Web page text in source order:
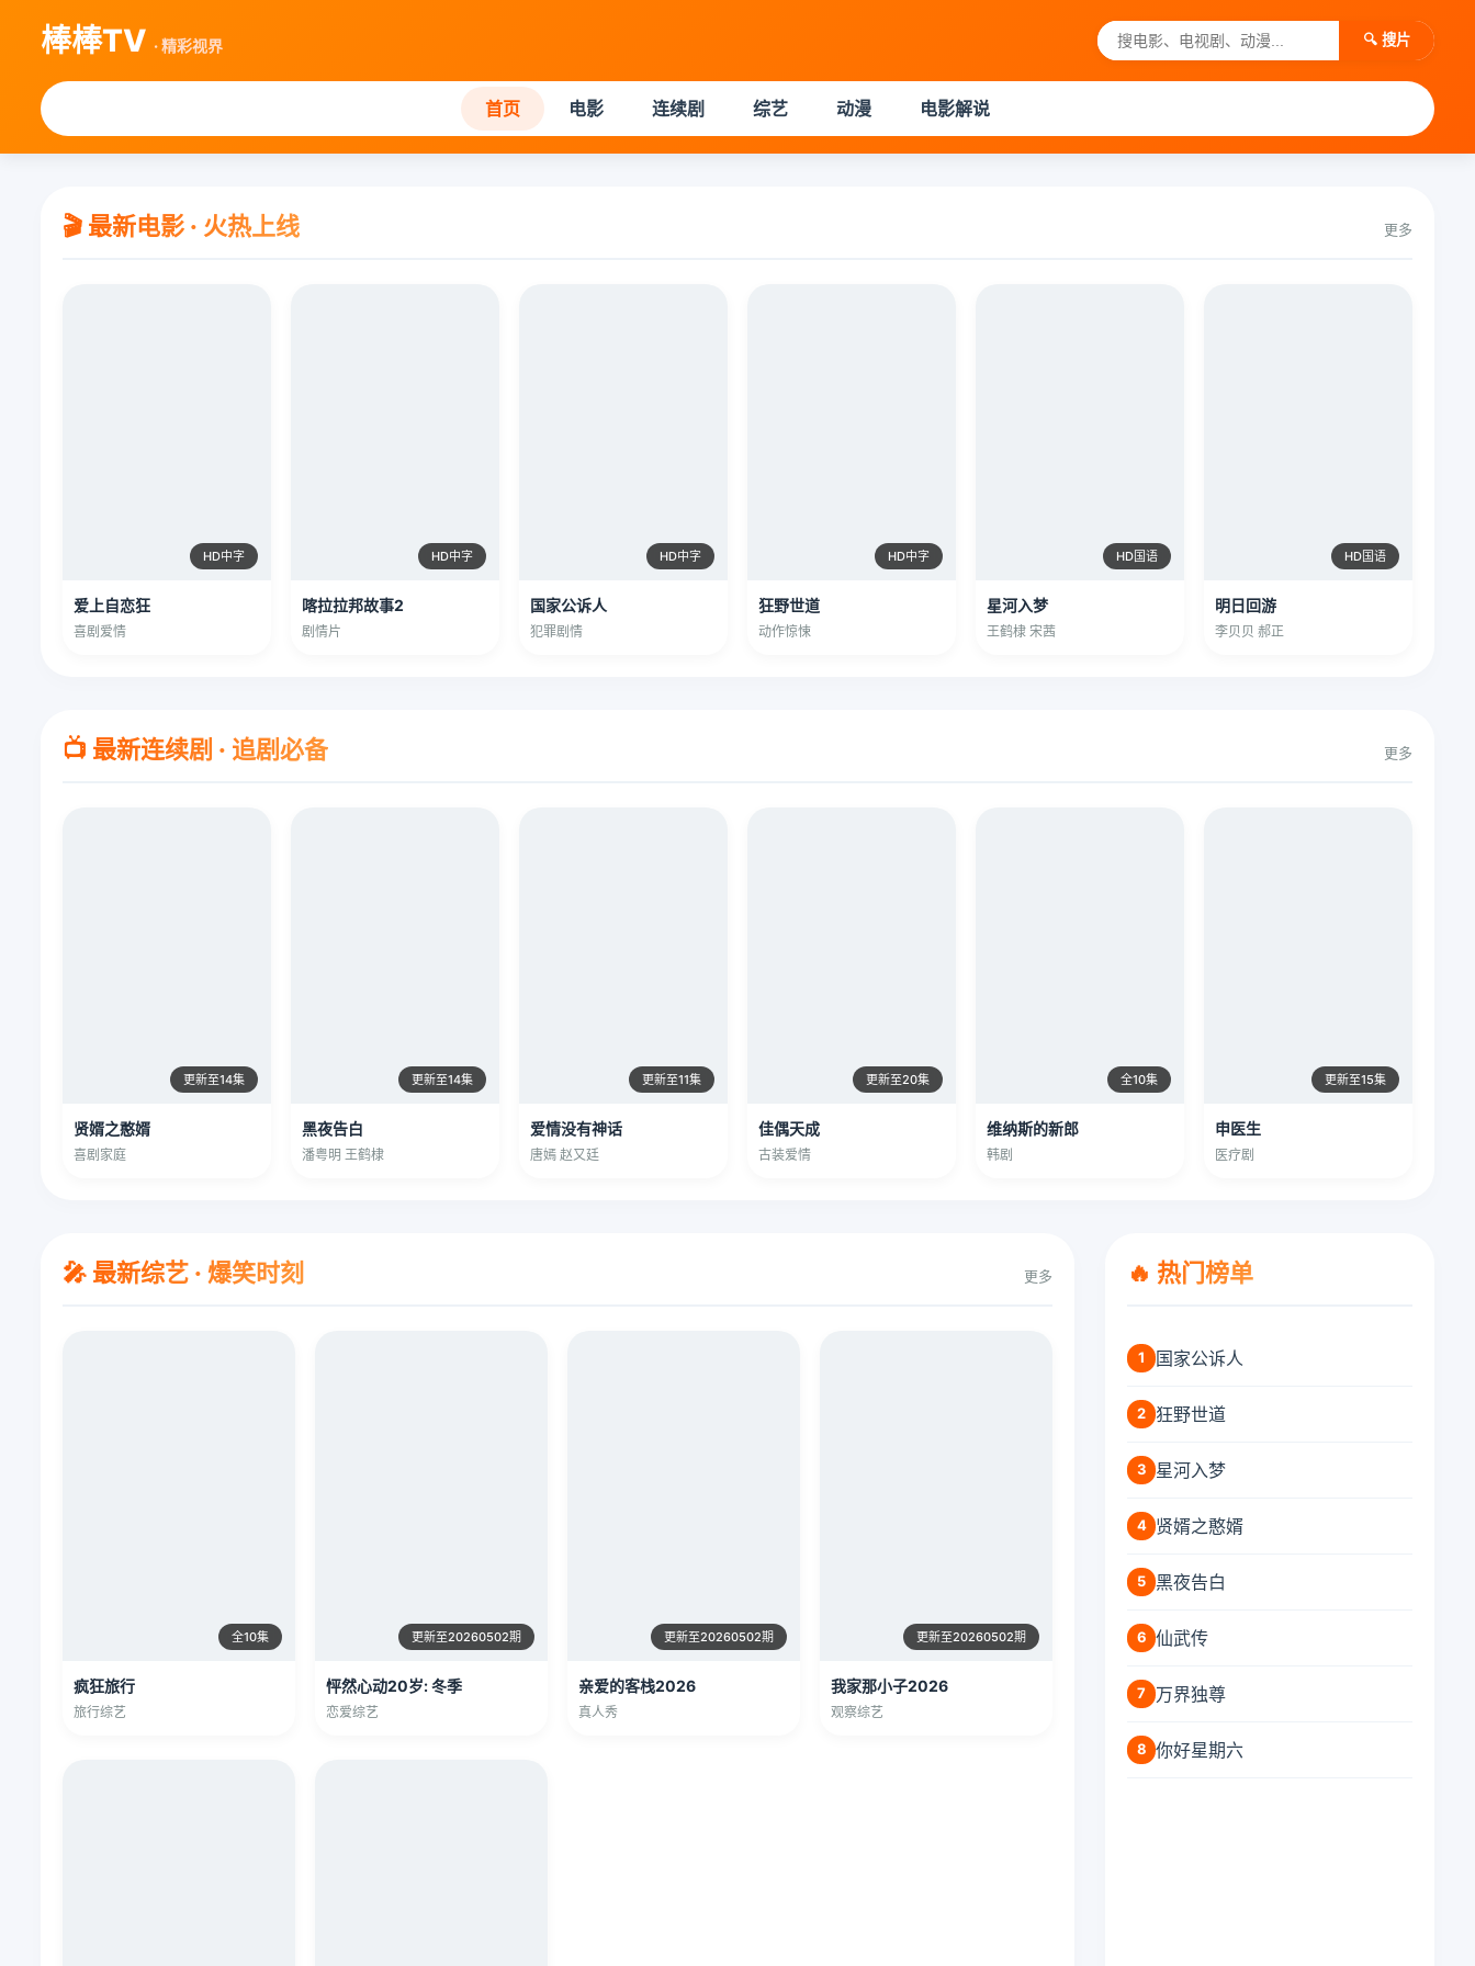
棒棒TV · 精彩视界 🔍 搜片
首页 电影 连续剧 综艺 动漫 电影解说
🎬 最新电影 · 火热上线 更多
HD中字
爱上自恋狂
喜剧爱情
HD中字
喀拉拉邦故事2
剧情片
HD中字
国家公诉人
犯罪剧情
HD中字
狂野世道
动作惊悚
HD国语
星河入梦
王鹤棣 宋茜
HD国语
明日回游
李贝贝 郝正
📺 最新连续剧 · 追剧必备 更多
更新至14集
贤婿之憨婿
喜剧家庭
更新至14集
黑夜告白
潘粤明 王鹤棣
更新至11集
爱情没有神话
唐嫣 赵又廷
更新至20集
佳偶天成
古装爱情
全10集
维纳斯的新郎
韩剧
更新至15集
申医生
医疗剧
🎤 最新综艺 · 爆笑时刻 更多
全10集
疯狂旅行
旅行综艺
更新至20260502期
怦然心动20岁: 冬季
恋爱综艺
更新至20260502期
亲爱的客栈2026
真人秀
更新至20260502期
我家那小子2026
观察综艺
🔥 热门榜单
1 国家公诉人
2 狂野世道
3 星河入梦
4 贤婿之憨婿
5 黑夜告白
6 仙武传
7 万界独尊
8 你好星期六